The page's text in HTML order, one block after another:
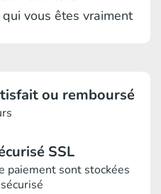
vous êtes vraiment
ou remboursé
SSL
paiement sont stockées